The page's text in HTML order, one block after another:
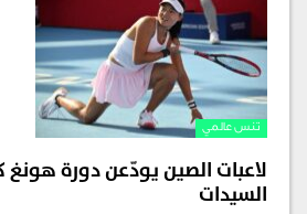
تنس عالمي
لاعبات الصين يودّعن دورة هونغ
السيدات